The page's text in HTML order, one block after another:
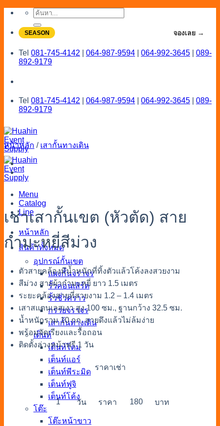
Skip
content
ค้นหา:
SEASON จองเลย →
Tel 081-745-4142 064-987-9594 064-992-3645
089-
892-9179
Tel 081-745-4142 064-987-9594 064-992-3645
089-
892-9179
Menu
Catalog
Line
หน้าหลัก
สินค้าทั้งหมด
อุปกรณ์กั้นเขต
แผงกั้นจราจร
รั้วคอนเสิร์ต
รั้วชั่วคราว
กรวยจราจร
เสากั้นทางเดิน
เต็นท์
เต็นท์โดม
เต็นท์แอร์
เต็นท์พีระมิด
เต็นท์ฟูจิ
เต็นท์โค้ง
โต๊ะ
โต๊ะหน้าขาว
หน้าหลัก / เสากั้นทางเดิน
เช่าเสากั้นเขต (หัวตัด) สาย
กำมะหยี่สีม่วง
ตัวสายคล้องมีน้ำหนักที่ทิ้งตัวแล้วโค้งลงสวยงาม
สีม่วง สายผ้ากำมะหยี่ ยาว 1.5 เมตร
ระยะคล้องสายที่สวยงาม 1.2 – 1.4 เมตร
เสาสแตนเลสเงา สูง 100 ซม., ฐานกว้าง 32.5 ซม.
น้ำหนักรวม 10 กก. สายดึงแล้วไม่ล้มง่าย
พร้อมจัดเรียงและรื้อถอน
ติดตั้งล่วงหน้าฟรี 1 วัน
ราคาเช่า
1 วัน ราคา 180 บาท